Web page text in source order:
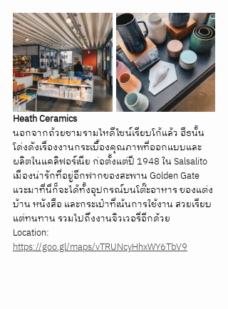
Heath Ceramics
นอกจากถ้วยชามรามไหดีไซน์เรียบโก้แล้ว ฮีธนั้น
โด่งดังเรื่องงานกระเบื้องคุณภาพที่ออกแบบและ
ผลิตในแคลิฟอร์เนีย ก่อตั้งแต่ปี 1948 ใน Salsalito
เมืองน่ารักที่อยู่อีกฟากของสะพาน Golden Gate
แวะมาที่นี่ก็จะได้ทั้งอุปกรณ์บนโต๊ะอาหาร ของแต่ง
บ้าน หนังสือ และกระเป๋าที่เน้นการใช้งาน สวยเรียบ
แต่ทนทาน รวมไปถึงงานจิวเวอรี่อีกด้วย
Location:
https://goo.gl/maps/vTRUNcyHhxWY6TbV9